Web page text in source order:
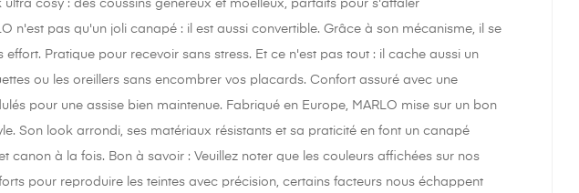
cosy : des coussins généreux et moelleux, parfaits pour s'affaler
n'est pas qu'un joli canapé : il est aussi convertible. Grâce à son mécanisme, il se
Pratique pour recevoir sans stress. Et ce n'est pas tout : il cache aussi un
ou les oreillers sans encombrer vos placards. Confort assuré avec une
pour une assise bien maintenue. Fabriqué en Europe, MARLO mise sur un bon
Son look arrondi, ses matériaux résistants et sa praticité en font un canapé
canon à la fois. Bon à savoir : Veuillez noter que les couleurs affichées sur nos
pour reproduire les teintes avec précision, certains facteurs nous échappent